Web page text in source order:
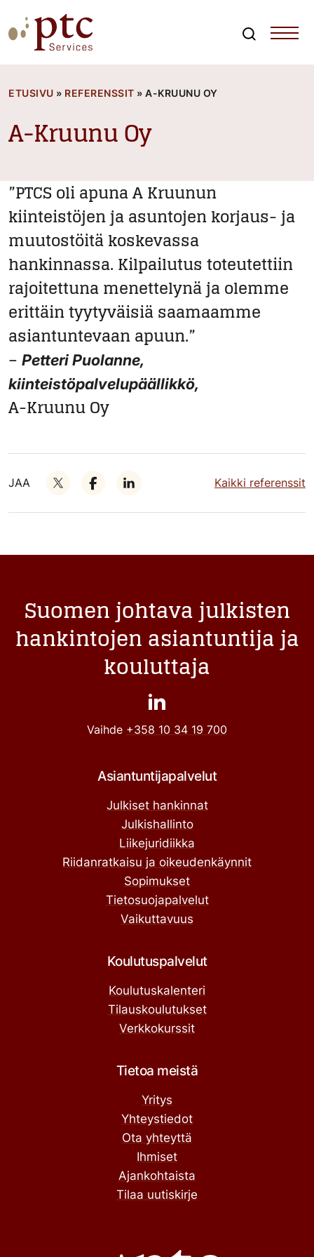
to
content
ETUSIVU » REFERENSSIT » A-KRUUNU OY
A-Kruunu Oy
”PTCS oli apuna A Kruunun
kiinteistöjen ja asuntojen korjaus- ja
muutostöitä koskevassa
hankinnassa. Kilpailutus toteutettiin
rajoitettuna menettelynä ja olemme
erittäin tyytyväisiä saamaamme
asiantuntevaan apuun.”
– Petteri Puolanne,
kiinteistöpalvelupäällikkö,
A-Kruunu Oy
JAA Kaikki referenssit
Suomen johtava julkisten
hankintojen asiantuntija ja
kouluttaja
Vaihde +358 10 34 19 700
Asiantuntijapalvelut
Julkiset hankinnat
Julkishallinto
Liikejuridiikka
Riidanratkaisu ja oikeudenkäynnit
Sopimukset
Tietosuojapalvelut
Vaikuttavuus
Koulutuspalvelut
Koulutuskalenteri
Tilauskoulutukset
Verkkokurssit
Tietoa meistä
Yritys
Yhteystiedot
Ota yhteyttä
Ihmiset
Ajankohtaista
Tilaa uutiskirje